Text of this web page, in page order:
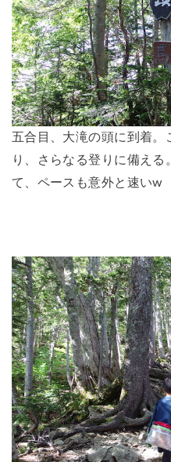
五合目、大滝の頭に到着
り、さらなる登りに備え
て、ペースも意外と速いw